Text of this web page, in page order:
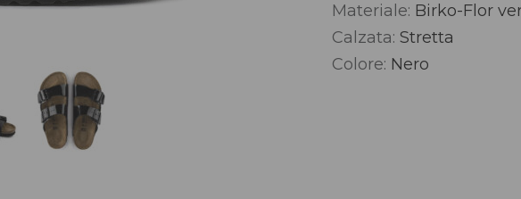
Alternative:
Materiale: Birko-Flor
Calzata: Stretta
Colore: Nero